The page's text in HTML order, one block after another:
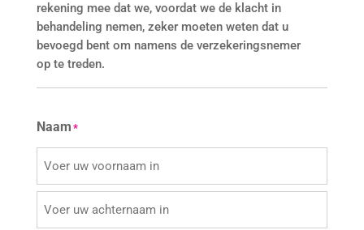
rekening mee dat we, voordat we de klacht in
behandeling nemen, zeker moeten weten dat u
bevoegd bent om namens de verzekeringsnemer
op te treden.
Naam *